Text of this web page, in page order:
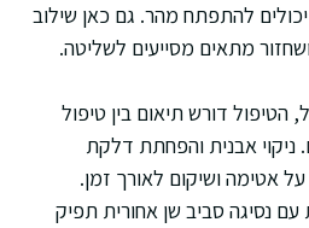
להתפתח מהר. גם כאן שילוב
מתאים מסייעים לשליטה.
הטיפול דורש תיאום בין טיפול
ניקוי אבנית והפחתת דלקת
אטימה ושיקום לאורך זמן.
נסיגה סביב שן אחורית תפיק